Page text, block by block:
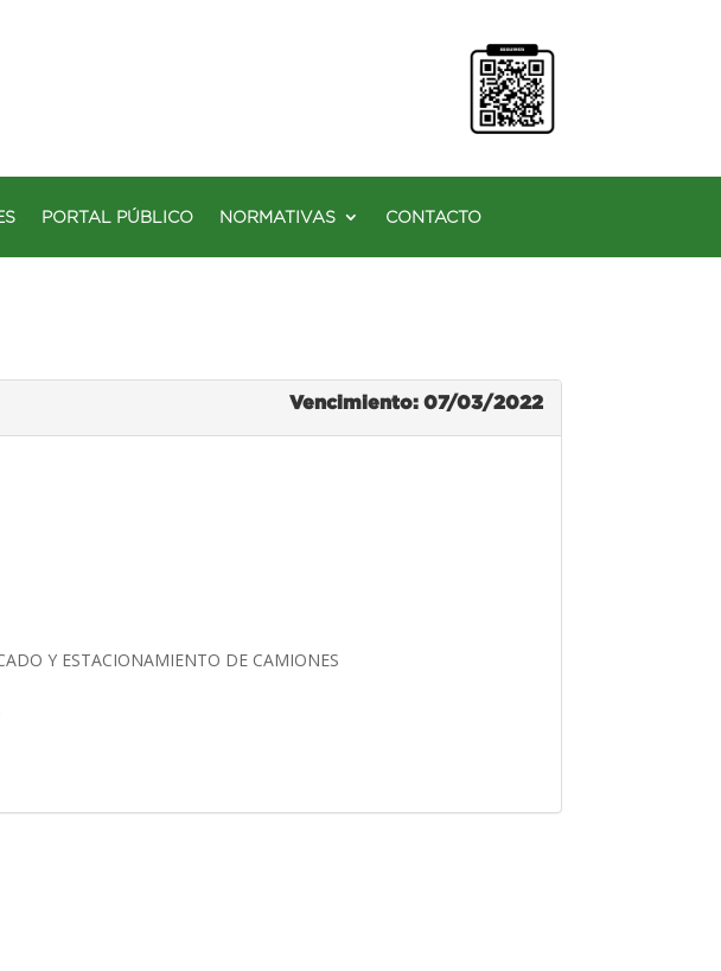
PORTAL PÚBLICO NORMATIVAS CONTACTO
Vencimiento: 07/03/2022
Y ESTACIONAMIENTO DE CAMIONES